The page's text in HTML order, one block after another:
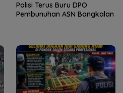
Polisi Terus Buru DPO
Pembunuhan ASN Bangkalan